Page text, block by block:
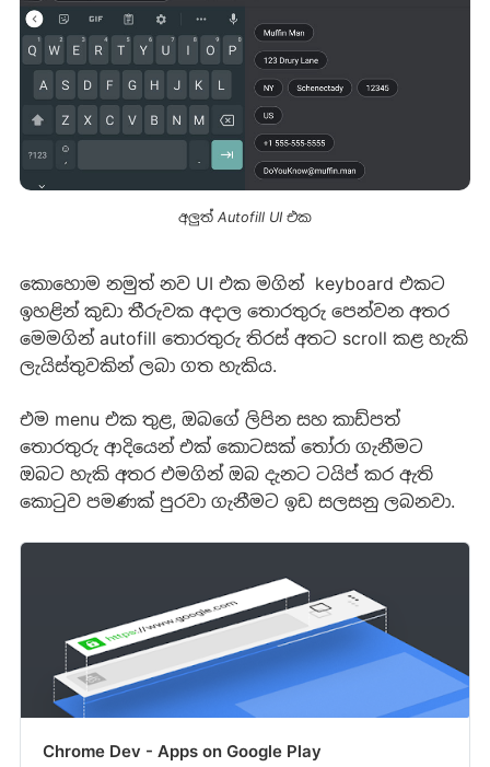
අලුත් Autofill UI එක
කොහොම නමුත් නව UI එක මගින් keyboard එකට
ඉහළින් කුඩා තීරුවක අදාල තොරතුරු පෙන්වන අතර
මෙමගින් autofill තොරතුරු තිරස් අතට scroll කළ හැකි
ලැයිස්තුවකින් ලබා ගත හැකිය.
එම menu එක තුළ, ඔබගේ ලිපින සහ කාඩ්පත්
තොරතුරු ආදියෙන් එක් කොටසක් තෝරා ගැනීමට
ඔබට හැකි අතර එමගින් ඔබ දැනට ටයිප් කර ඇති
කොටුව පමණක් පුරවා ගැනීමට ඉඩ සලසනු ලබනවා.
Chrome Dev - Apps on Google Play